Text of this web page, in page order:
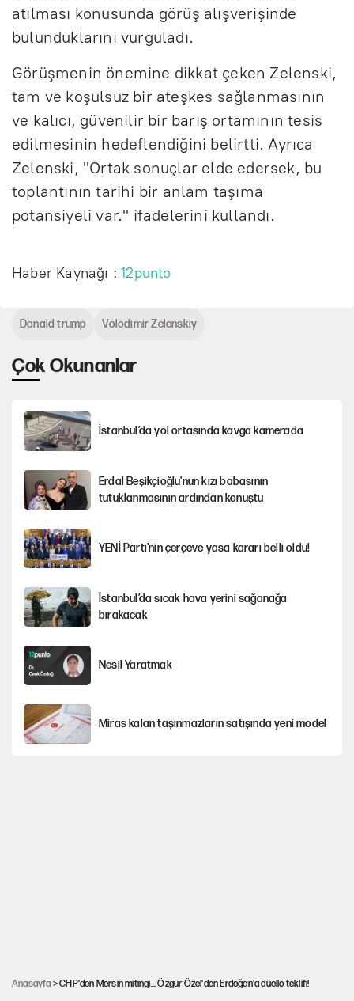
atılması konusunda görüş alışverişinde
bulunduklarını vurguladı.
Görüşmenin önemine dikkat çeken Zelenski,
tam ve koşulsuz bir ateşkes sağlanmasının
ve kalıcı, güvenilir bir barış ortamının tesis
edilmesinin hedeflendiğini belirtti. Ayrıca
Zelenski, "Ortak sonuçlar elde edersek, bu
toplantının tarihi bir anlam taşıma
potansiyeli var." ifadelerini kullandı.
Haber Kaynağı :12punto
Çok Okunanlar
İstanbul’da yol ortasında kavga kamerada
Erdal Beşikçioğlu'nun kızı babasının
tutuklanmasının ardından konuştu
YENİ Parti'nin çerçeve yasa kararı belli oldu!
İstanbul’da sıcak hava yerini sağanağa
bırakacak
Nesil Yaratmak
Miras kalan taşınmazların satışında yeni model
Donald trump Volodimir Zelenskiy
Anasayfa > CHP'den Mersin mitingi... Özgür Özel'den Erdoğan'a düello teklifi!